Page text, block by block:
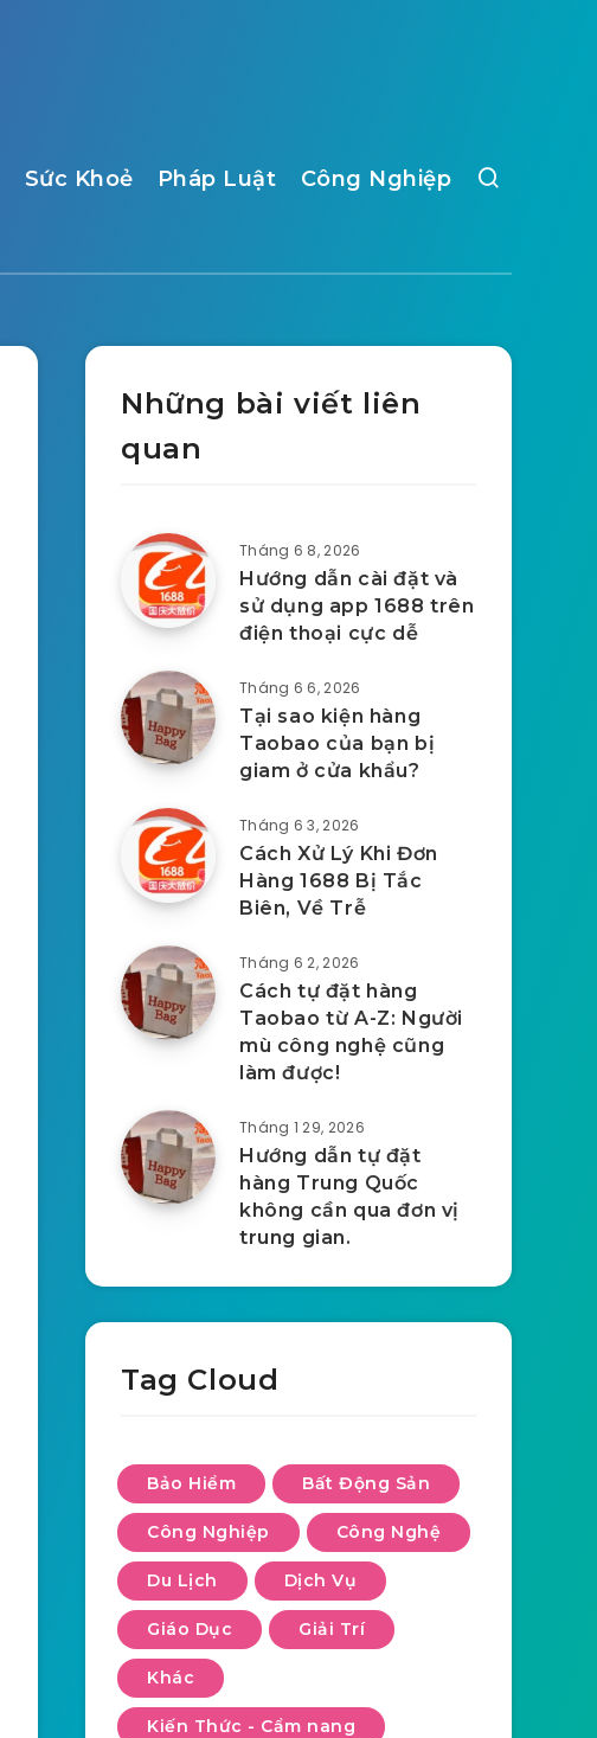
Sức Khoẻ Pháp Luật Công Nghiệp
Những bài viết liên
quan
Tháng 6 8, 2026
Hướng dẫn cài đặt và
sử dụng app 1688 trên
điện thoại cực dễ
Tháng 6 6, 2026
Tại sao kiện hàng
Taobao của bạn bị
giam ở cửa khẩu?
Tháng 6 3, 2026
Cách Xử Lý Khi Đơn
Hàng 1688 Bị Tắc
Biên, Về Trễ
Tháng 6 2, 2026
Cách tự đặt hàng
Taobao từ A-Z: Người
mù công nghệ cũng
làm được!
Tháng 1 29, 2026
Hướng dẫn tự đặt
hàng Trung Quốc
không cần qua đơn vị
trung gian.
Tag Cloud
Bảo Hiểm Bất Động Sản
Công Nghiệp Công Nghệ
Du Lịch Dịch Vụ
Giáo Dục Giải Trí
Khác
Kiến Thức - Cẩm nang